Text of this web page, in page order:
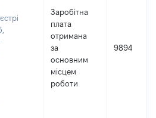
Заробітна
плата
отримана
за
основним
місцем
роботи
98943